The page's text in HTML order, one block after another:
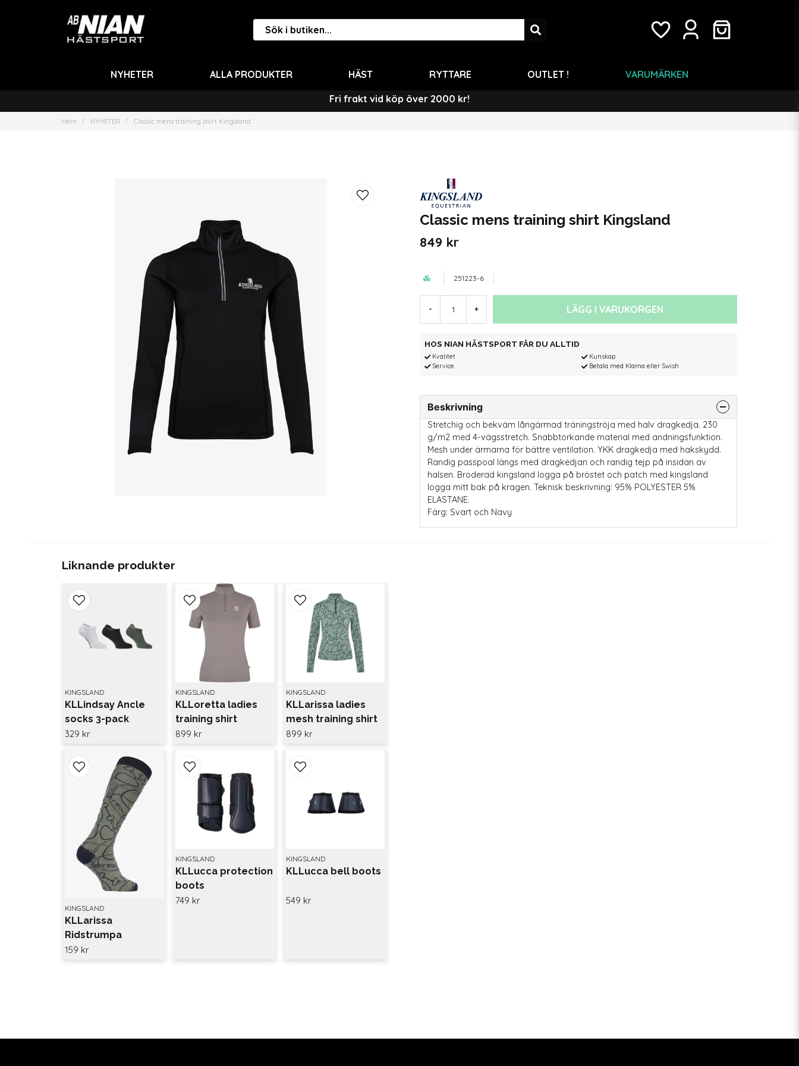
NYHETER ALLA PRODUKTER HÄST RYTTARE OUTLET ! VARUMÄRKEN
Fri frakt vid köp över 2000 kr!
Hem NYHETER Classic mens training shirt Kingsland
Classic mens training shirt Kingsland
849 kr
251223-6
- + LÄGG I VARUKORGEN
HOS NIAN HÄSTSPORT FÅR DU ALLTID
Kvalitet
Service
Kunskap
Betala med Klarna eller Swish
Beskrivning
Stretchig och bekväm långärmad träningströja med halv dragkedja. 230
g/m2 med 4-vägsstretch. Snabbtorkande material med andningsfunktion.
Mesh under ärmarna för bättre ventilation. YKK dragkedja med hakskydd.
Randig passpoal längs med dragkedjan och randig tejp på insidan av
halsen. Broderad kingsland logga på bröstet och patch med kingsland
logga mitt bak på kragen. Teknisk beskrivning: 95% POLYESTER 5%
ELASTANE.
Färg: Svart och Navy
Liknande produkter
KINGSLAND
KLLindsay Ancle
socks 3-pack
Kingsland
329 kr
KINGSLAND
KLLoretta ladies
training shirt
899 kr
KINGSLAND
KLLarissa ladies
mesh training shirt
Green agave
899 kr
KINGSLAND
KLLarissa
Ridstrumpa
Kingsland Green
agave
159 kr
KINGSLAND
KLLucca protection
boots
749 kr
KINGSLAND
KLLucca bell boots
549 kr